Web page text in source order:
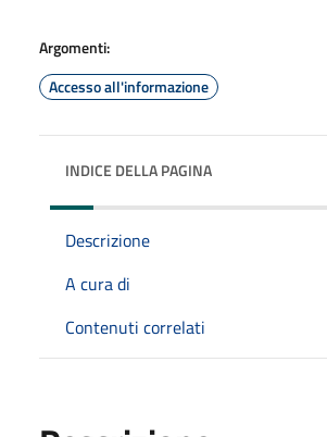
Argomenti:
Accesso all'informazione
INDICE DELLA PAGINA
Descrizione
A cura di
Contenuti correlati